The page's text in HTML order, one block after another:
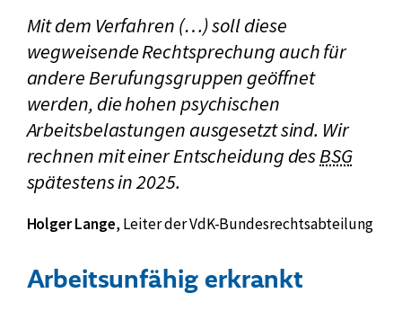
e
r
c
h
t
e
s
s
o
z
i
a
g
r
i
Mit dem Verfahren (…) soll diese
wegweisende Rechtsprechung auch für
andere Berufungsgruppen geöffnet
werden, die hohen psychischen
Arbeitsbelastungen ausgesetzt sind. Wir
rechnen mit einer Entscheidung desBSGkurz
spätestens in 2025.
Holger Lange,Leiter der VdK-Bundesrechtsabteilung
Arbeitsunfähig erkrankt